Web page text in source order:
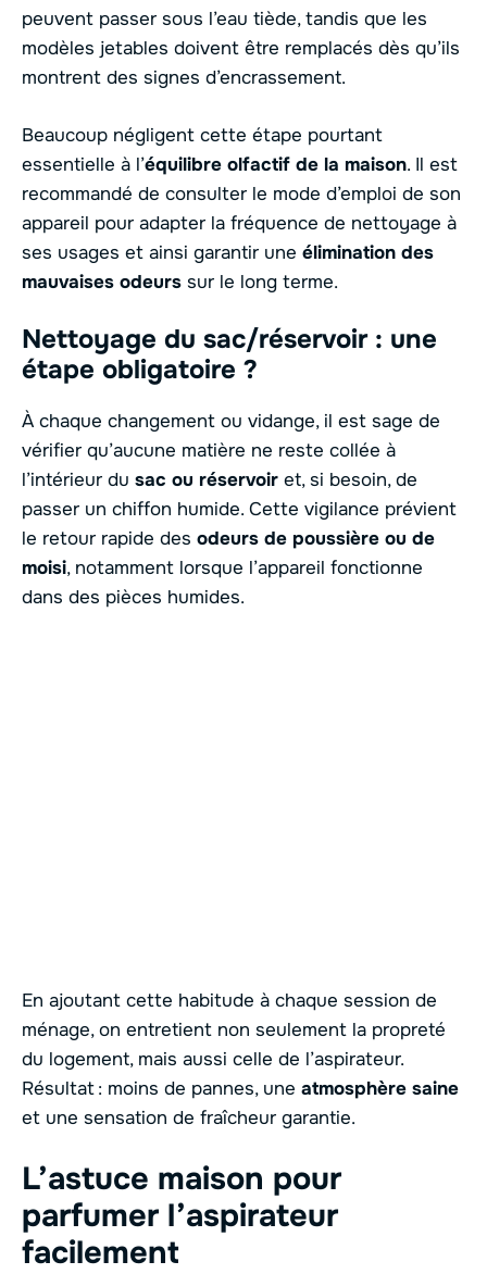
peuvent passer sous l’eau tiède, tandis que les
modèles jetables doivent être remplacés dès qu’ils
montrent des signes d’encrassement.
Beaucoup négligent cette étape pourtant
essentielle à l’équilibre olfactif de la maison. Il est
recommandé de consulter le mode d’emploi de son
appareil pour adapter la fréquence de nettoyage à
ses usages et ainsi garantir une élimination des
mauvaises odeurs sur le long terme.
Nettoyage du sac/réservoir : une
étape obligatoire ?
À chaque changement ou vidange, il est sage de
vérifier qu’aucune matière ne reste collée à
l’intérieur du sac ou réservoir et, si besoin, de
passer un chiffon humide. Cette vigilance prévient
le retour rapide des odeurs de poussière ou de
moisi, notamment lorsque l’appareil fonctionne
dans des pièces humides.
En ajoutant cette habitude à chaque session de
ménage, on entretient non seulement la propreté
du logement, mais aussi celle de l’aspirateur.
Résultat : moins de pannes, une atmosphère saine
et une sensation de fraîcheur garantie.
L’astuce maison pour
parfumer l’aspirateur
facilement